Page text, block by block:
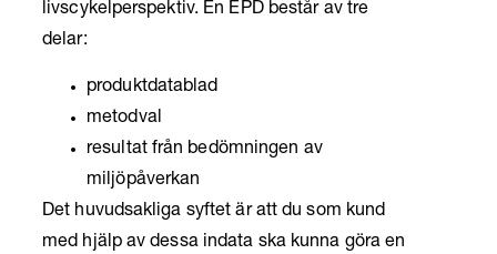
livscykelperspektiv. En EPD består av tre
delar:
produktdatablad
metodval
resultat från bedömningen av
miljöpåverkan
Det huvudsakliga syftet är att du som kund
med hjälp av dessa indata ska kunna göra en